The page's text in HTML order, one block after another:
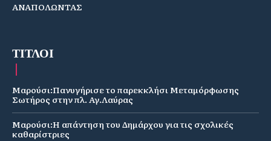
ΑΝΑΠΟΛΩΝΤΑΣ
ΤΙΤΛΟΙ
Μαρούσι:Πανυγήρισε το παρεκκλήσι Μεταμόρφωσης
Σωτήρος στην πλ. Αγ.Λαύρας
Μαρούσι:Η απάντηση του Δημάρχου για τις σχολικές
καθαρίστριες